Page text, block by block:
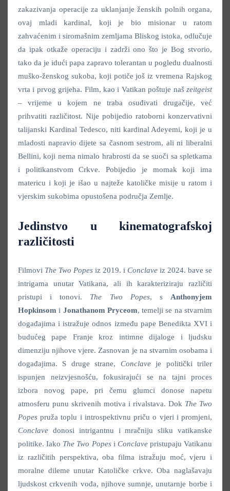
zakazivanja operacije za uklanjanje ženskih polnih organa,
ovaj mladi kardinal, koji je bio misionar u ratom
zahvaćenim i siromašnim zemljama Bliskog istoka, odlučuje
da ipak otkaže operaciju i zadrži ono što je Bog stvorio,
tako da je idući papa zapravo tolerantan u pogledu dualnosti
muško-ženskog sukoba, koji potiče još iz vremena Rajskog
vrta i prvog grijeha. Film, kao i Vatikan poštuje naš zeitgeist
– vrijeme u kojem ne traba osuđivati drugačije, već
prihvatiti različitost. Nije pobijedio ratoborni konzervativni
talijanski Kardinal Tedesco, niti kardinal Adeyemi, koji je u
mladosti napravio dijete sa časnom sestrom, ali ni liberalni
Bellini, koji nema nimalo hrabrosti da se suoči sa spletkama
i politikanstvom Crkve. Pobijedio je momak koji ima
matericu i koji je išao u najteže katoličke misije u ratom i
vjerskim sukobima opustošena područja Zemlje.
Jedinstvo u kinematografskoj
različitosti
Filmovi The Two Popes iz 2019. i Conclave iz 2024. bave se
intrigama unutar Vatikana, ali ih karakteriziraju različiti
pristupi i tonovi. The Two Popes, sAnthonyjem
Hopkinsom i Jonathanom Pryceom, temelji se na stvarnim
događajima i istražuje odnos između pape Benedikta XVI i
budućeg pape Franje kroz intimne dijaloge i ljudsku
dimenziju njihove vjere. Zasnovan je na stvarnim osobama i
događajima. S druge strane, Conclaveje politički triler
ispunjen neizvjesnošću, fokusirajući se na tajni proces
izbora novog pape, pri čemu glumci donose napetu
atmosferu punu skrivenih motiva i rivalstava. Dok The Two
Popes pruža toplu i introspektivnu priču o vjeri i promjeni,
Conclave donosi intrigantnu i mračniju sliku vatikanske
politike. Iako The Two Popesi Conclavepristupaju Vatikanu
iz različitih perspektiva, oba filma istražuju moć, vjeru i
moralne dileme unutar Katoličke crkve. Oba naglašavaju
ljudskost crkvenih vođa, njihove sumnje, unutarnje borbe i